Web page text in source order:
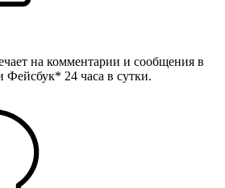
на комментарии и сообщения в
Фейсбук* 24 часа в сутки.